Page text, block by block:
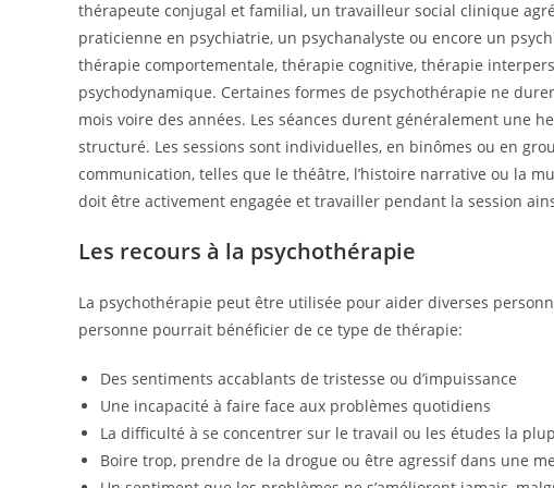
thérapeute conjugal et familial, un travailleur social clinique
praticienne en psychiatrie, un psychanalyste ou encore un
thérapie comportementale, thérapie cognitive, thérapie
psychodynamique. Certaines formes de psychothérapie ne
mois voire des années. Les séances durent généralement une
structuré. Les sessions sont individuelles, en binômes ou en
communication, telles que le théâtre, l’histoire narrative ou la
doit être activement engagée et travailler pendant la session
Les recours à la psychothérapie
La psychothérapie peut être utilisée pour aider diverses
personne pourrait bénéficier de ce type de thérapie:
Des sentiments accablants de tristesse ou d’impuissance
Une incapacité à faire face aux problèmes quotidiens
La difficulté à se concentrer sur le travail ou les études la
Boire trop, prendre de la drogue ou être agressif dans une